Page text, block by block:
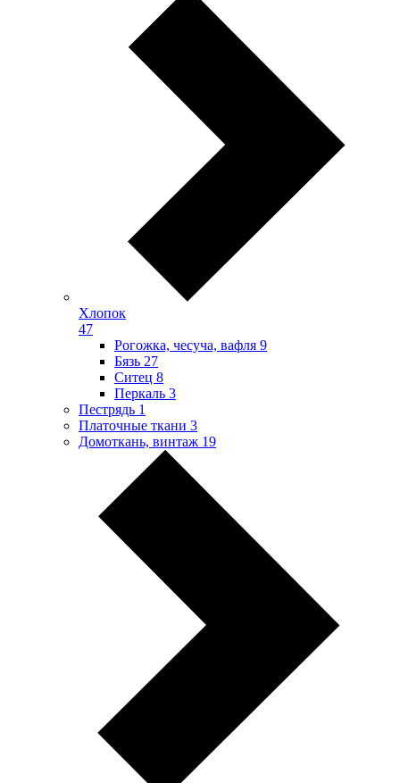
Хлопок
47
Рогожка, чесуча, вафля 9
Бязь 27
Ситец 8
Перкаль 3
Пестрядь 1
Платочные ткани 3
Домоткань, винтаж 19